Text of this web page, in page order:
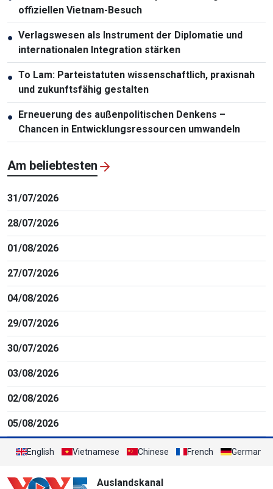
offiziellen Vietnam-Besuch
● Verlagswesen als Instrument der Diplomatie und
internationalen Integration stärken
● To Lam: Parteistatuten wissenschaftlich, praxisnah
und zukunftsfähig gestalten
● Erneuerung des außenpolitischen Denkens –
Chancen in Entwicklungsressourcen umwandeln
Am beliebtesten
31/07/2026
28/07/2026
01/08/2026
27/07/2026
04/08/2026
29/07/2026
30/07/2026
03/08/2026
02/08/2026
05/08/2026
English Vietnamese Chinese French German
Auslandskanal